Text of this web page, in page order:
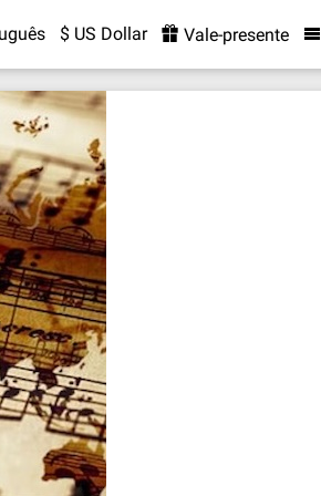
$ US Dollar Vale-presente